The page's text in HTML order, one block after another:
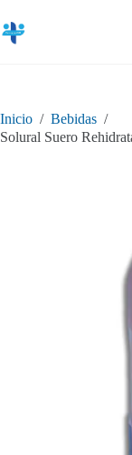
al
contenido
Inicio / Bebidas /
Solural Suero